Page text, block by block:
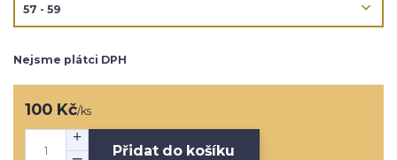
Nejsme plátci DPH
100 Kč/ks
Přidat do košíku